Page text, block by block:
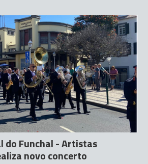
do Funchal - Artistas
novo concerto